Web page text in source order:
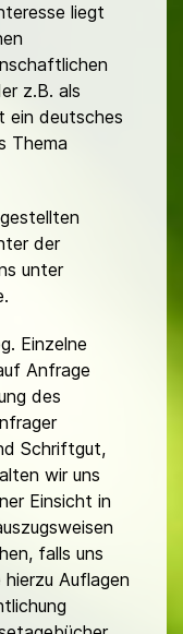
liegt
z.B. als
ein deutsches
Thema
der
unter
Einzelne
Anfrage
des
Schriftgut,
wir uns
Einsicht in
falls uns
Auflagen